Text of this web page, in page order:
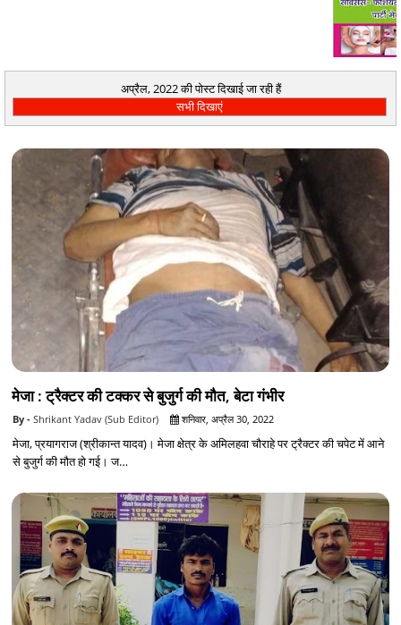
अप्रैल, 2022 की पोस्ट दिखाई जा रही हैं
सभी दिखाएं
मेजा : ट्रैक्टर की टक्कर से बुजुर्ग की मौत, बेटा गंभीर
Shrikant Yadav (Sub Editor) शनिवार, अप्रैल 30, 2022
मेजा, प्रयागराज (श्रीकान्त यादव)। मेजा क्षेत्र के अमिलहवा चौराहे पर ट्रैक्टर की चपेट में आने
से बुजुर्ग की मौत हो गई। ज…